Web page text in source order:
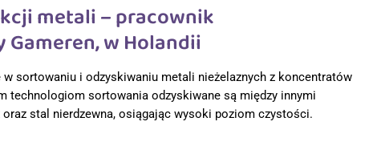
metali – pracownik
w Holandii
sortowaniu i odzyskiwaniu metali nieżelaznych z koncentratów
technologiom sortowania odzyskiwane są między innymi
stal nierdzewna, osiągając wysoki poziom czystości.